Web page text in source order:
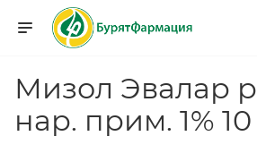
Мизол Эвалар
нар. прим. 1%